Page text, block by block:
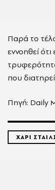
Παρά το
εννοηθεί
που
Πηγή: Daily
ΧΑΡΙ